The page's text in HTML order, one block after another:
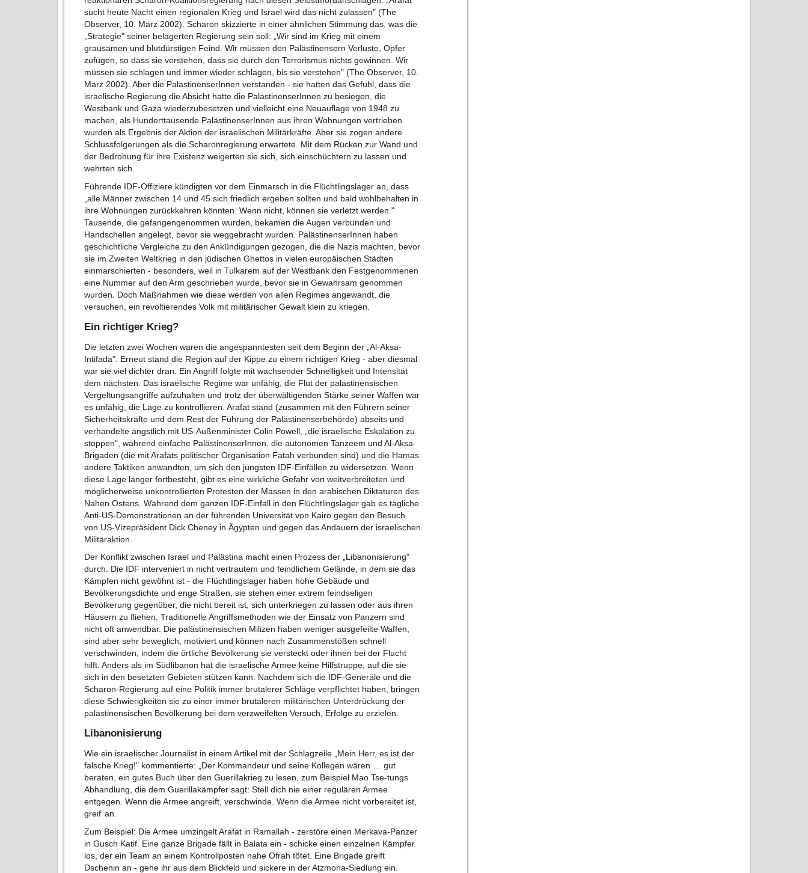
sucht heute Nacht einen regionalen Krieg und Israel wird das nicht zulassen" (The
Observer, 10. März 2002). Scharon skizzierte in einer ähnlichen Stimmung das, was die
„Strategie" seiner belagerten Regierung sein soll: „Wir sind im Krieg mit einem
grausamen und blutdürstigen Feind. Wir müssen den Palästinensern Verluste, Opfer
zufügen, so dass sie verstehen, dass sie durch den Terrorismus nichts gewinnen. Wir
müssen sie schlagen und immer wieder schlagen, bis sie verstehen" (The Observer, 10.
März 2002). Aber die PalästinenserInnen verstanden - sie hatten das Gefühl, dass die
israelische Regierung die Absicht hatte die PalästinenserInnen zu besiegen, die
Westbank und Gaza wiederzubesetzen und vielleicht eine Neuauflage von 1948 zu
machen, als Hunderttausende PalästinenserInnen aus ihren Wohnungen vertrieben
wurden als Ergebnis der Aktion der israelischen Militärkräfte. Aber sie zogen andere
Schlussfolgerungen als die Scharonregierung erwartete. Mit dem Rücken zur Wand und
der Bedrohung für ihre Existenz weigerten sie sich, sich einschüchtern zu lassen und
wehrten sich.
Führende IDF-Offiziere kündigten vor dem Einmarsch in die Flüchtlingslager an, dass
„alle Männer zwischen 14 und 45 sich friedlich ergeben sollten und bald wohlbehalten in
ihre Wohnungen zurückkehren könnten. Wenn nicht, können sie verletzt werden."
Tausende, die gefangengenommen wurden, bekamen die Augen verbunden und
Handschellen angelegt, bevor sie weggebracht wurden. PalästinenserInnen haben
geschichtliche Vergleiche zu den Ankündigungen gezogen, die die Nazis machten, bevor
sie im Zweiten Weltkrieg in den jüdischen Ghettos in vielen europäischen Städten
einmarschierten - besonders, weil in Tulkarem auf der Westbank den Festgenommenen
eine Nummer auf den Arm geschrieben wurde, bevor sie in Gewahrsam genommen
wurden. Doch Maßnahmen wie diese werden von allen Regimes angewandt, die
versuchen, ein revoltierendes Volk mit militärischer Gewalt klein zu kriegen.
Ein richtiger Krieg?
Die letzten zwei Wochen waren die angespanntesten seit dem Beginn der „Al-Aksa-
Intifada". Erneut stand die Region auf der Kippe zu einem richtigen Krieg - aber diesmal
war sie viel dichter dran. Ein Angriff folgte mit wachsender Schnelligkeit und Intensität
dem nächsten. Das israelische Regime war unfähig, die Flut der palästinensischen
Vergeltungsangriffe aufzuhalten und trotz der überwältigenden Stärke seiner Waffen war
es unfähig, die Lage zu kontrollieren. Arafat stand (zusammen mit den Führern seiner
Sicherheitskräfte und dem Rest der Führung der Palästinenserbehörde) abseits und
verhandelte ängstlich mit US-Außenminister Colin Powell, „die israelische Eskalation zu
stoppen", während einfache PalästinenserInnen, die autonomen Tanzeem und Al-Aksa-
Brigaden (die mit Arafats politischer Organisation Fatah verbunden sind) und die Hamas
andere Taktiken anwandten, um sich den jüngsten IDF-Einfällen zu widersetzen. Wenn
diese Lage länger fortbesteht, gibt es eine wirkliche Gefahr von weitverbreiteten und
möglicherweise unkontrollierten Protesten der Massen in den arabischen Diktaturen des
Nahen Ostens. Während dem ganzen IDF-Einfall in den Flüchtlingslager gab es tägliche
Anti-US-Demonstrationen an der führenden Universität von Kairo gegen den Besuch
von US-Vizepräsident Dick Cheney in Ägypten und gegen das Andauern der israelischen
Militäraktion.
Der Konflikt zwischen Israel und Palästina macht einen Prozess der „Libanonisierung"
durch. Die IDF interveniert in nicht vertrautem und feindlichem Gelände, in dem sie das
Kämpfen nicht gewöhnt ist - die Flüchtlingslager haben hohe Gebäude und
Bevölkerungsdichte und enge Straßen, sie stehen einer extrem feindseligen
Bevölkerung gegenüber, die nicht bereit ist, sich unterkriegen zu lassen oder aus ihren
Häusern zu fliehen. Traditionelle Angriffsmethoden wie der Einsatz von Panzern sind
nicht oft anwendbar. Die palästinensischen Milizen haben weniger ausgefeilte Waffen,
sind aber sehr beweglich, motiviert und können nach Zusammenstößen schnell
verschwinden, indem die örtliche Bevölkerung sie versteckt oder ihnen bei der Flucht
hilft. Anders als im Südlibanon hat die israelische Armee keine Hilfstruppe, auf die sie
sich in den besetzten Gebieten stützen kann. Nachdem sich die IDF-Generäle und die
Scharon-Regierung auf eine Politik immer brutalerer Schläge verpflichtet haben, bringen
diese Schwierigkeiten sie zu einer immer brutaleren militärischen Unterdrückung der
palästinensischen Bevölkerung bei dem verzweifelten Versuch, Erfolge zu erzielen.
Libanonisierung
Wie ein israelischer Journalist in einem Artikel mit der Schlagzeile „Mein Herr, es ist der
falsche Krieg!" kommentierte: „Der Kommandeur und seine Kollegen wären … gut
beraten, ein gutes Buch über den Guerillakrieg zu lesen, zum Beispiel Mao Tse-tungs
Abhandlung, die dem Guerillakämpfer sagt: Stell dich nie einer regulären Armee
entgegen. Wenn die Armee angreift, verschwinde. Wenn die Armee nicht vorbereitet ist,
greif’ an.
Zum Beispiel: Die Armee umzingelt Arafat in Ramallah - zerstöre einen Merkava-Panzer
in Gusch Katif. Eine ganze Brigade fällt in Balata ein - schicke einen einzelnen Kämpfer
los, der ein Team an einem Kontrollposten nahe Ofrah tötet. Eine Brigade greift
Dschenin an - gehe ihr aus dem Blickfeld und sickere in der Atzmona-Siedlung ein.